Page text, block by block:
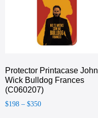
Protector Printacase John
Wick Bulldog Frances
(C060207)
$198 – $350